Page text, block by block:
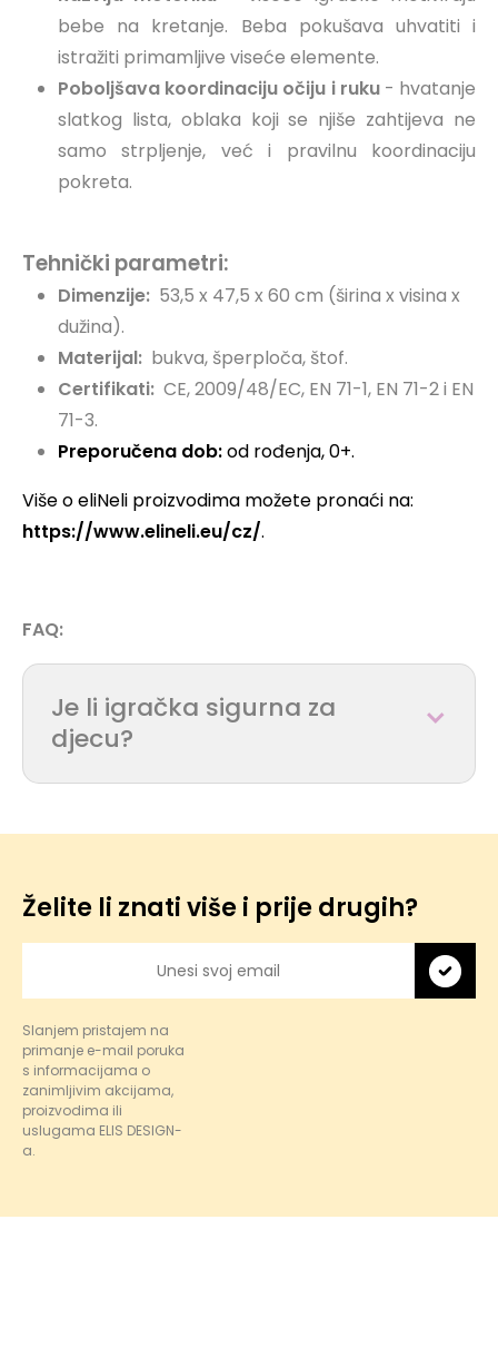
bebe na kretanje. Beba pokušava uhvatiti i
istražiti primamljive viseće elemente.
Poboljšava koordinaciju očiju i ruku- hvatanje
slatkog lista, oblaka koji se njiše zahtijeva ne
samo strpljenje, već i pravilnu koordinaciju
pokreta.
Tehnički parametri:
Dimenzije: 53,5 x 47,5 x 60 cm (širina x visina x
dužina).
Materijal: bukva, šperploča, štof.
Certifikati: CE, 2009/48/EC, EN 71-1, EN 71-2 i EN
71-3.
Preporučena dob:od rođenja, 0+.
Više o eliNeli proizvodima možete pronaći na:
https://www.elineli.eu/cz/.
FAQ:
Je li igračka sigurna za
djecu?
Želite li znati više i prije drugih?
Slanjem pristajem na
primanje e-mail poruka
s informacijama o
zanimljivim akcijama,
proizvodima ili
uslugama ELIS DESIGN-
a.